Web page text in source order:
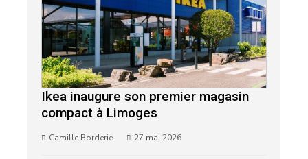
Ikea inaugure son premier magasin
compact à Limoges
Camille Borderie 27 mai 2026